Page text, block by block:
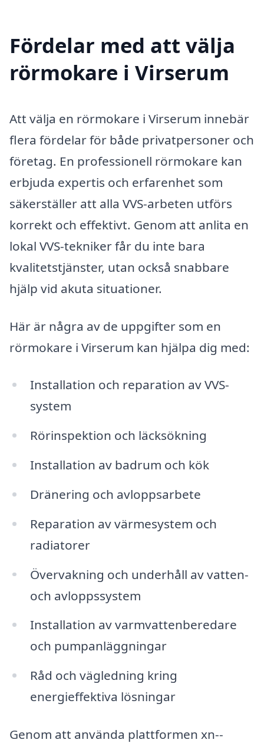
Fördelar med att välja
rörmokare i Virserum
Att välja en rörmokare i Virserum innebär
flera fördelar för både privatpersoner och
företag. En professionell rörmokare kan
erbjuda expertis och erfarenhet som
säkerställer att alla VVS-arbeten utförs
korrekt och effektivt. Genom att anlita en
lokal VVS-tekniker får du inte bara
kvalitetstjänster, utan också snabbare
hjälp vid akuta situationer.
Här är några av de uppgifter som en
rörmokare i Virserum kan hjälpa dig med:
Installation och reparation av VVS-
system
Rörinspektion och läcksökning
Installation av badrum och kök
Dränering och avloppsarbete
Reparation av värmesystem och
radiatorer
Övervakning och underhåll av vatten-
och avloppssystem
Installation av varmvattenberedare
och pumpanläggningar
Råd och vägledning kring
energieffektiva lösningar
Genom att använda plattformen xn--